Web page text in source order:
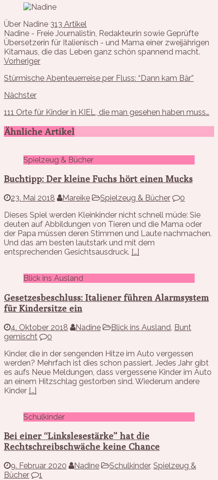
Über Nadine 313 Artikel
Nadine - Freie Journalistin, Redakteurin sowie Geprüfte
Übersetzerin für Italienisch - und Mama einer zweijährigen
Kitamaus, die das Leben ganz schön spannend macht.
Vorheriger
Stürmische Abenteuerreise per Fluss: “Dann kam Bär”
Nächster
111 Orte für Kinder in KIEL, die man gesehen haben muss…
Ähnliche Artikel
Spielzeug & Bücher
Buchtipp: Der kleine Fuchs hört einen Mucks
23. Mai 2018 Mareike Spielzeug & Bücher
0
Dieses Spiel werden Kleinkinder nicht schnell müde: Sie
deuten auf Abbildungen von Tieren und die Mama oder
der Papa müssen deren Stimmen und Laute nachmachen.
Und das am besten lautstark und mit dem
entsprechenden Gesichtsausdruck. […]
Blick ins Ausland
Gesetzesbeschluss: Italiener führen Alarmsystem
für Kindersitze ein
4. Oktober 2018 Nadine Blick ins Ausland Bunt
gemischt
0
Kinder, die in der sengenden Hitze im Auto vergessen
werden? Mehrfach ist dies schon passiert. Jedes Jahr gibt
es aufs Neue Meldungen, dass vergessene Kinder im Auto
an einem Hitzschlag gestorben sind. Wiederum andere
Kinder […]
Schulkinder
Bei einer “Linkslesestärke” hat die
Rechtschreibschwäche keine Chance
9. Februar 2020 Nadine Schulkinder, Spielzeug &
Bücher
1